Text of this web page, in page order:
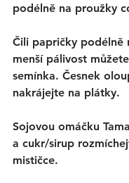
podélně na proužky
Čili papričky podélně
menší pálivost
semínka. Česnek
nakrájejte na plátky.
Sojovou omáčku
a cukr/sirup
mističce.